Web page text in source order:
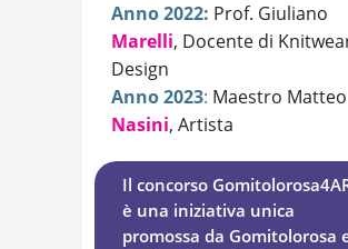
Anno 2022: Prof. Giuliano
Marelli, Docente di
Design
Anno 2023: Maestro Matteo
Nasini, Artista
Il concorso
è una iniziativa unica
promossa da Gomitolorosa